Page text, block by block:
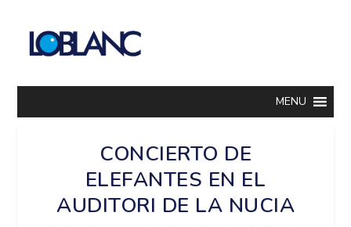
MENU
CONCIERTO DE
ELEFANTES EN EL
AUDITORI DE LA NUCIA